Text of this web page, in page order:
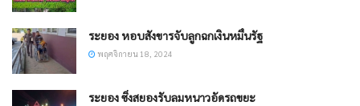
ระยอง หอบสังขารจับลูกฉกเงินหมื่นรัฐ
พฤศจิกายน 18, 2024
ระยอง ซิ่งสยองรับลมหนาวอัดรถขยะ